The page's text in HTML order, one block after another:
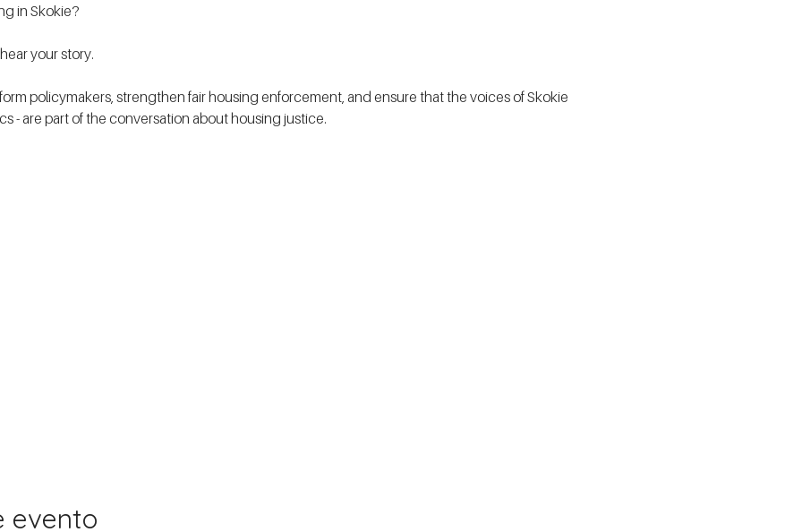
in Skokie?
your story.
policymakers, strengthen fair housing enforcement, and ensure that the voices of Skokie
- are part of the conversation about housing justice.
evento